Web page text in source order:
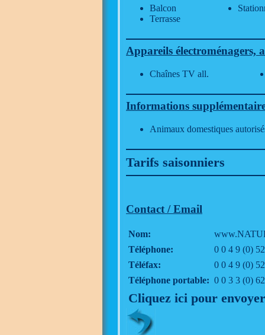
Balcon
Terrasse
Appareils électroménagers,
Chaînes TV all.
Informations
Animaux domestiques
Tarifs saisonniers
Contact / Email
Nom:
Téléphone:
0 0 4 9 (0)
Téléfax:
0 0 4 9 (0)
Téléphone portable: 0 0 3 3 (0)
Cliquez ici pour